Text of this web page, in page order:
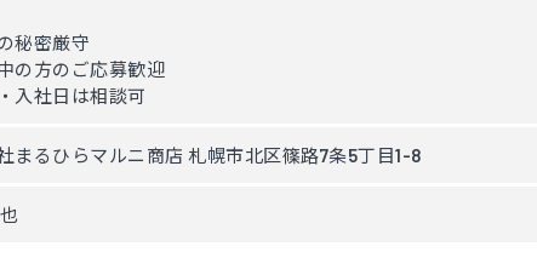
秘密厳守
の方のご応募歓迎
入社日は相談可
まるひらマルニ商店 札幌市北区篠路7条5丁目1-8